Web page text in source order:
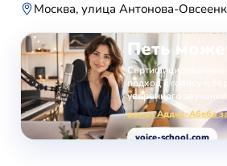
Москва, улица Антонова-
ОНЛАЙН-ЗАНЯТИЯ
Петь
Сертифицированные
подход к голосу и
уверенного звучания.
вокал Аддис-Абеба
voice-school.com